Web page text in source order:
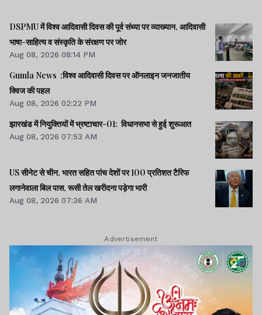
DSPMU में विश्व आदिवासी दिवस की पूर्व संध्या पर व्याख्यान, आदिवासी
भाषा-साहित्य व संस्कृति के संरक्षण पर जोर
Aug 08, 2026 08:14 PM
Gumla News :विश्व आदिवासी दिवस पर ऑनलाइन जनजातीय
क्विज की पहल
Aug 08, 2026 02:22 PM
झारखंड में नियुक्तियों में भ्रष्टाचार-01: विधानसभा से हुई शुरूआत
Aug 08, 2026 07:53 AM
US सीनेट से चीन, भारत सहित पांच देशों पर 100 प्रतिशत टैरिफ
लगानेवाला बिल पास, रूसी तेल खरीदना पड़ेगा भारी
Aug 08, 2026 07:36 AM
Advertisement